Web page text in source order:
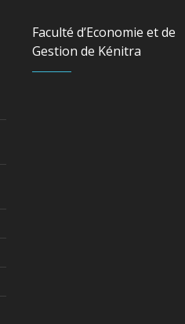
Faculté d’Economie et de
Gestion de Kénitra